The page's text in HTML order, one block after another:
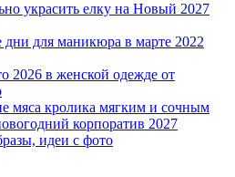
украсить елку на Новый 2027
дни для маникюра в марте 2022
2026 в женской одежде от
мяса кролика мягким и сочным
корпоратив 2027
идеи с фото